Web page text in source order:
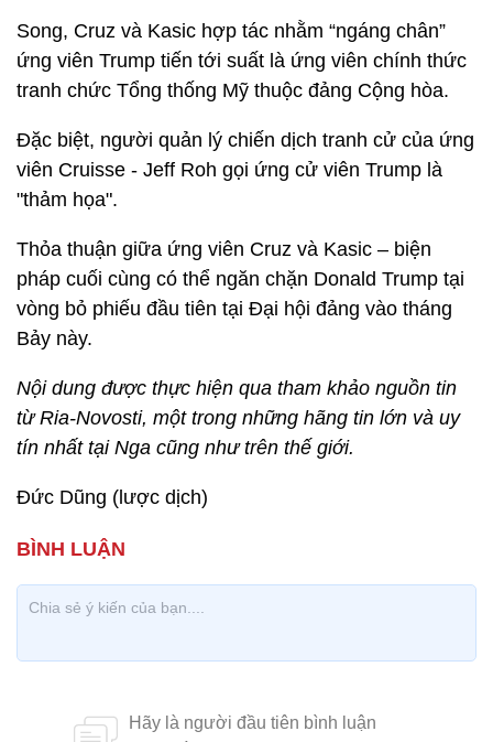
Song, Cruz và Kasic hợp tác nhằm “ngáng chân”
ứng viên Trump tiến tới suất là ứng viên chính thức
tranh chức Tổng thống Mỹ thuộc đảng Cộng hòa.
Đặc biệt, người quản lý chiến dịch tranh cử của ứng
viên Cruisse - Jeff Roh gọi ứng cử viên Trump là
"thảm họa".
Thỏa thuận giữa ứng viên Cruz và Kasic – biện
pháp cuối cùng có thể ngăn chặn Donald Trump tại
vòng bỏ phiếu đầu tiên tại Đại hội đảng vào tháng
Bảy này.
Nội dung được thực hiện qua tham khảo nguồn tin
từ Ria-Novosti, một trong những hãng tin lớn và uy
tín nhất tại Nga cũng như trên thế giới.
Đức Dũng (lược dịch)